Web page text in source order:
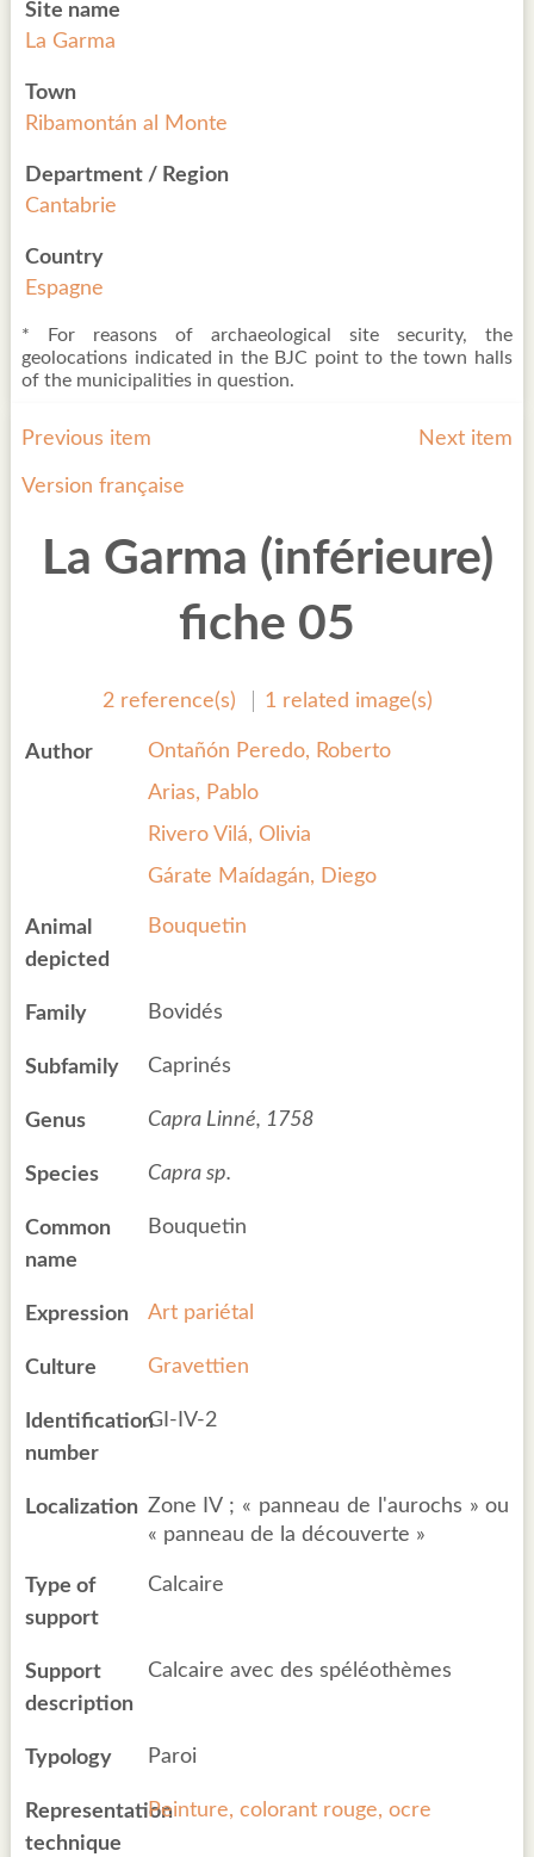
Previous item Next item
Version française
La Garma (inférieure)
fiche 05
2 reference(s) 1 related image(s)
Author
Ontañón Peredo, Roberto
Arias, Pablo
Rivero Vilá, Olivia
Gárate Maídagán, Diego
Animal
depicted
Bouquetin
Family Bovidés
Subfamily Caprinés
Genus Capra Linné, 1758
Species Capra sp.
Common
name
Bouquetin
Expression Art pariétal
Culture Gravettien
Identification
number
GI-IV-2
Localization Zone IV ; « panneau de l'aurochs » ou
« panneau de la découverte »
Type of
support
Calcaire
Support
description
Calcaire avec des spéléothèmes
Typology Paroi
Representation
technique
Peinture, colorant rouge, ocre
Site name
La Garma
Town
Ribamontán al Monte
Department / Region
Cantabrie
Country
Espagne
* For reasons of archaeological site security, the
geolocations indicated in the BJC point to the town halls
of the municipalities in question.